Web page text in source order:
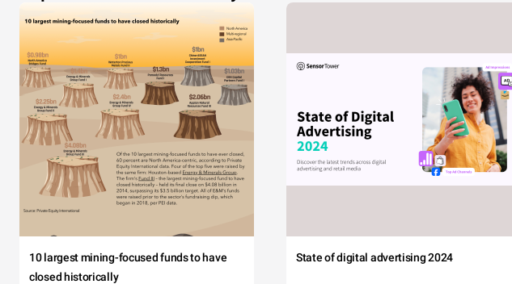
10 largest mining-focused funds to have
closed historically
State of digital advertising 2024